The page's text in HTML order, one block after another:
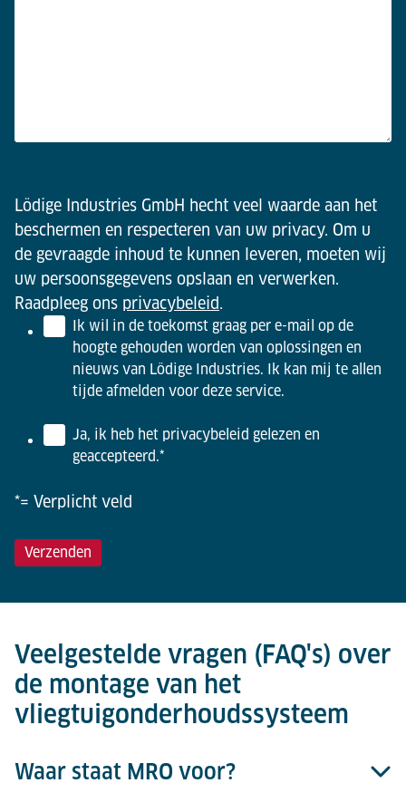
Lödige Industries GmbH hecht veel waarde aan het
beschermen en respecteren van uw privacy. Om u
de gevraagde inhoud te kunnen leveren, moeten wij
uw persoonsgegevens opslaan en verwerken.
Raadpleeg ons privacybeleid.
Ik wil in de toekomst graag per e-mail op de
hoogte gehouden worden van oplossingen en
nieuws van Lödige Industries. Ik kan mij te allen
tijde afmelden voor deze service.
Ja, ik heb het privacybeleid gelezen en
geaccepteerd.*
*= Verplicht veld
Veelgestelde vragen (FAQ's) over
de montage van het
vliegtuigonderhoudssysteem
Waar staat MRO voor?